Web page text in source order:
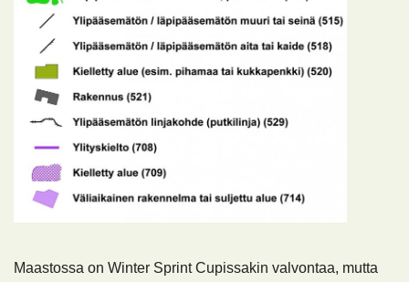
Maastossa on Winter Sprint Cupissakin valvontaa, mutta